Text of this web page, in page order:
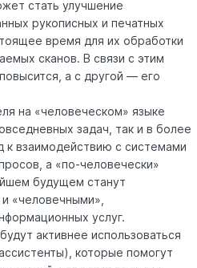
стать улучшение
рукописных и печатных
время для их обработки
сканов. В связи с этим
а с другой — его
на «человеческом» языке
задач, так и в более
к взаимодействию с системами
а «по-человечески»
будущем станут
«человечными»,
услуг.
активнее использоваться
которые помогут